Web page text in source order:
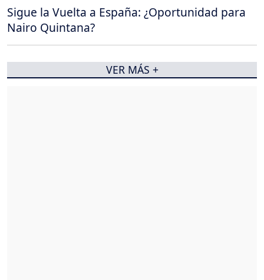
Sigue la Vuelta a España: ¿Oportunidad para
Nairo Quintana?
VER MÁS +